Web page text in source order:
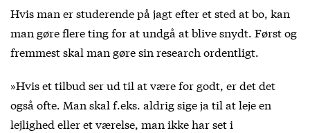
Hvis man er studerende på jagt efter et sted at bo, kan
man gøre flere ting for at undgå at blive snydt. Først og
fremmest skal man gøre sin research ordentligt.
»Hvis et tilbud ser ud til at være for godt, er det det
også ofte. Man skal f.eks. aldrig sige ja til at leje en
lejlighed eller et værelse, man ikke har set i